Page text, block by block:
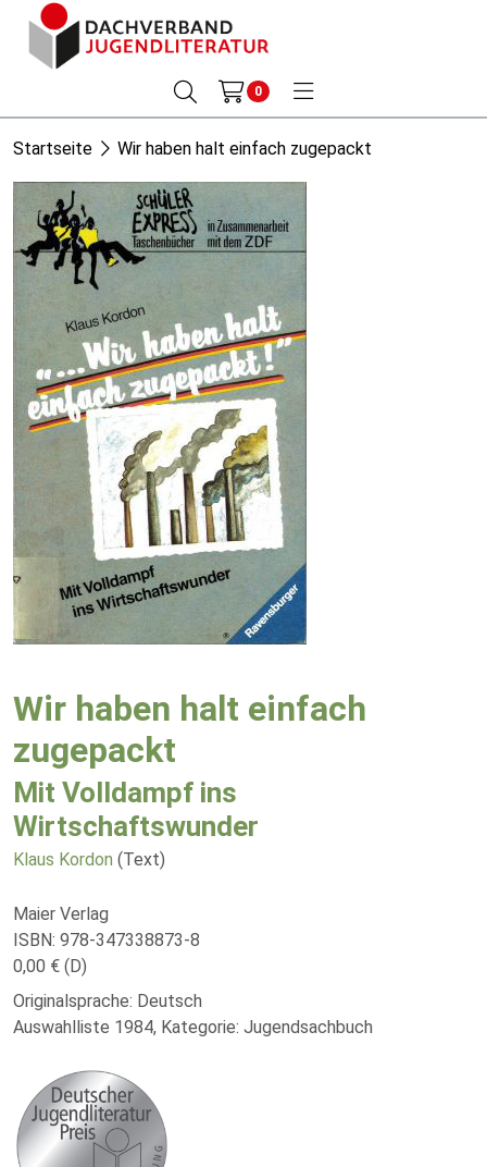
0
Startseite Wir haben halt einfach zugepackt
Wir haben halt einfach
zugepackt
Mit Volldampf ins
Wirtschaftswunder
Klaus Kordon (Text)
Maier Verlag
ISBN: 978-347338873-8
0,00 € (D)
Originalsprache: Deutsch
Auswahlliste 1984, Kategorie: Jugendsachbuch